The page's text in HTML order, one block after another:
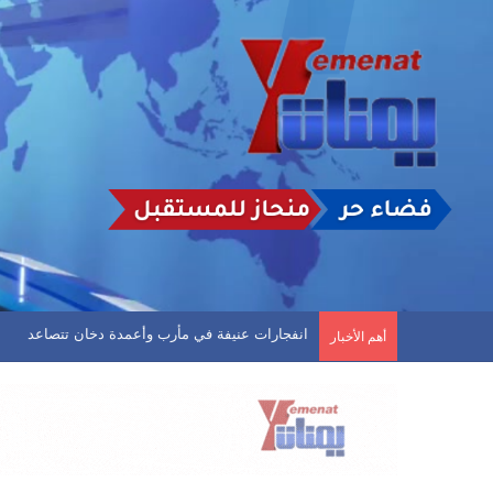
أهم الأخبار المالكي يعلن عن هجمات استهدفت جنوب غرب